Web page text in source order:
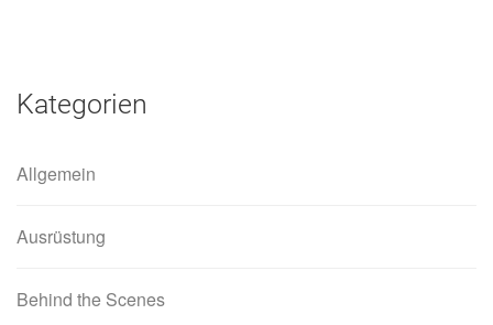
Kategorien
Allgemein
Ausrüstung
Behind the Scenes